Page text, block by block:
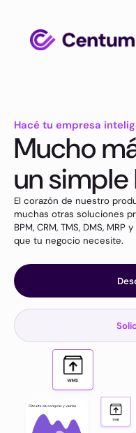
Hacé tu empresa
Mucho
un simple
El corazón de nuestro
muchas otras soluciones
BPM, CRM, TMS, DMS,
que tu negocio necesite.